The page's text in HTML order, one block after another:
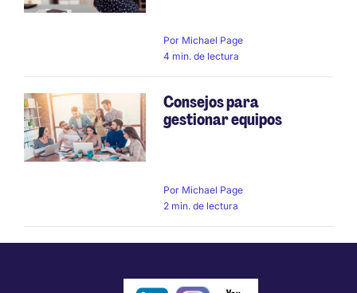
Por Michael Page
4 min. de lectura
Consejos para
gestionar equipos
Por Michael Page
2 min. de lectura